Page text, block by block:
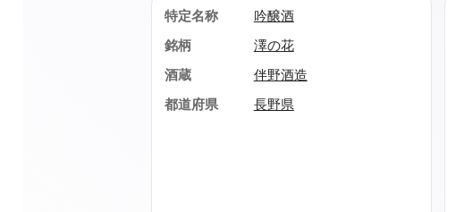
特定名称
吟醸酒
銘柄
澤の花
酒蔵
伴野酒造
都道府県
長野県